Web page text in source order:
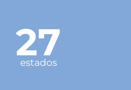
27
estados